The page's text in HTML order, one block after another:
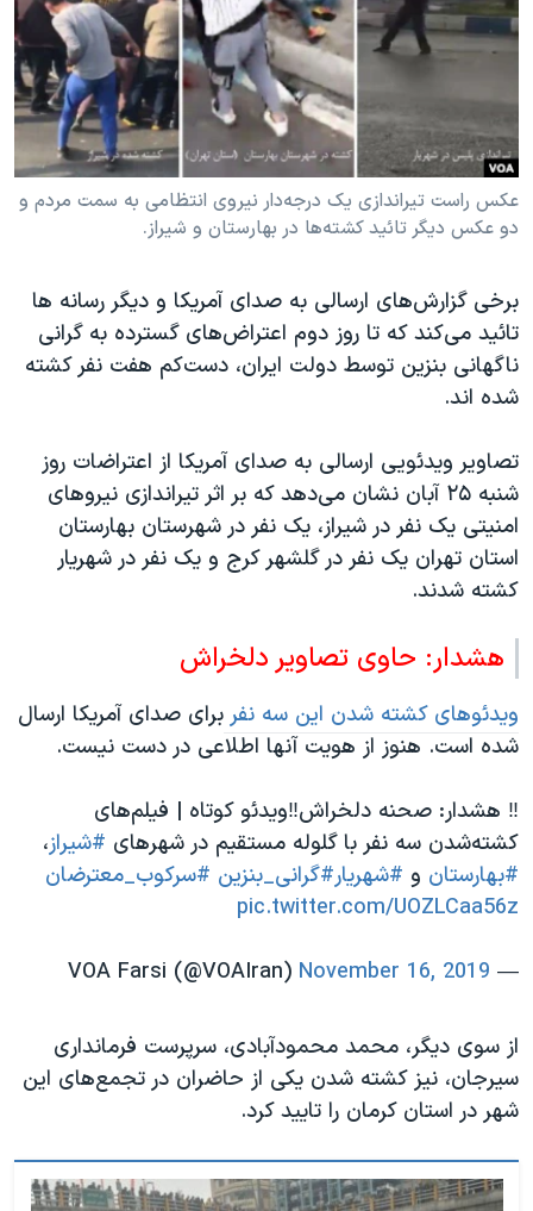
فرهنگ و زندگی
علم و فناوری
اسرائیل در جنگ
گالری عکس
مستندها
انتخابات ریاست جمهوری آمریکا ۲۰۲۴
حمله جمهوری اسلامی به اسرائیل
رمز مهسا
ورزش زنان در ایران
اعتراضات زن، زندگی، آزادی
تریبونال مردمی آبان ۹۸
دادگاه حمید نوری
چهل سال گروگان‌گیری
قانون شفافیت دارائی کادر رهبری ایران
اعتراضات مردمی آبان ۹۸
اسرائیل در جنگ
نرگس محمدی برنده جایزه نوبل صلح
صفحه‌های ویژه
سفر پرزیدنت ترامپ به چین
دنبال کنید
زبانهای مختلف
عکس راست تیراندازی یک درجه‌دار نیروی انتظامی به سمت مردم و
دو عکس دیگر تائید کشته‌ها در بهارستان و شیراز.
برخی گزارش‌های ارسالی به صدای آمریکا و دیگر رسانه ها
تائید می‌کند که تا روز دوم اعتراض‌های گسترده به گرانی
ناگهانی بنزین توسط دولت ایران، دست‌کم هفت نفر کشته
شده اند.
تصاویر ویدئویی ارسالی به صدای آمریکا از اعتراضات روز
شنبه ۲۵ آبان نشان می‌دهد که بر اثر تیراندازی نیروهای
امنیتی یک نفر در شیراز، یک نفر در شهرستان بهارستان
استان تهران یک نفر در گلشهر کرج و یک نفر در شهریار
کشته شدند.
هشدار: حاوی تصاویر دلخراش
ویدئوهای کشته شدن این سه نفر برای صدای آمریکا ارسال
شده است. هنوز از هویت آنها اطلاعی در دست نیست.
‼️ هشدار: صحنه دلخراش‼️ویدئو کوتاه | فیلم‌های
کشته‌شدن سه نفر با گلوله مستقیم در شهرهای #شیراز،
#بهارستان و #شهریار#گرانی_بنزین #سرکوب_معترضان
pic.twitter.com/UOZLCaa56z
— VOA Farsi (@VOAIran)
November 16, 2019
از سوی دیگر، محمد محمودآبادی، سرپرست فرمانداری
سیرجان، نیز کشته شدن یکی از حاضران در تجمع‌های این
شهر در استان کرمان را تایید کرد.